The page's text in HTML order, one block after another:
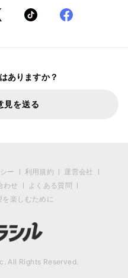
ありますか？
見を送る
ー 利用規約
運営会社
わせ
よくある質問
を楽しむために
All Rights Reserved.